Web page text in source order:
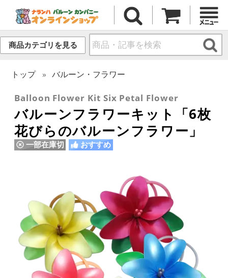
商品カテゴリを見る
トップ バルーン・フラワー
Balloon Flower Kit Six Petal Flower
バルーンフラワーキット「6枚
花びらのバルーンフラワー」
一部在庫切 おすすめ